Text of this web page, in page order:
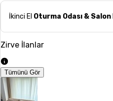
İkinci El Oturma Odası & Salon
Zirve İlanlar
Tümünü Gör